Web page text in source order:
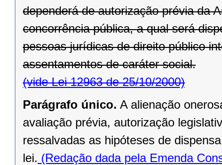
dependerá de autorização prévia da
concorrência pública, a qual será
pessoas jurídicas de direito público
assentamentos de caráter social.
(vide Lei 12963 de 25/10/2000)
Parágrafo único. A alienação
avaliação prévia, autorização
ressalvadas as hipóteses de
lei. (Redação dada pela Emenda